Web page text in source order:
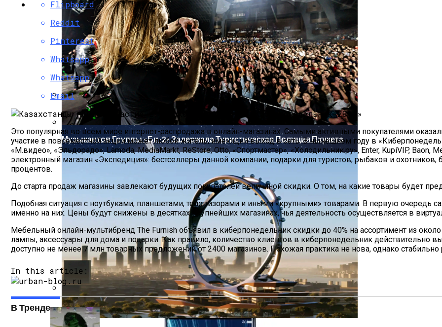
Вьетнам Заказал 18 Новейших Российских Як-130М
Китай Вывел На Орбиту Новейшие Гиперспектральные Спутники На Фоне Опасений США По
Музыкантов Группы «Би-2» Задержала Туристическая Полиция Пхукета
Flipboard
Reddit
Pinterest
Whatsapp
Whatsapp
Email
Это популярная во всем мире интернет-распродажа в онлайн-магазинах. Самыми активными покупателями
участие в повсеместной акции может любой житель, имеющий выход в сеть. В нынешнем году в
«М.видео», «Эльдорадо», Lamoda, MediaMarkt, ReStore, Otto, «Спортмастер», «Холодильник.ру», Enter, KupiVIP, Baon,
электронный магазин «Экспедиция»: бестселлеры данной компании, подарки для туристов, рыбаков и
процентов.
До старта продаж магазины завлекают будущих покупателей величиной скидки. О том, на какие товары будет
Подобная ситуация с ноутбуками, планшетами, телевизорами и иными «крупными» товарами. В первую очередь
именно на них. Цены будут снижены в десятках крупнейших магазинах, чья деятельность осуществляется в
Мебельный онлайн-мультибренд The Furnish объявил в киберпонедельник скидки до 40% на ассортимент из
лампы, аксессуары для дома и подарки. Как правило, количество клиентов в киберпонедельник
доступно не менее 7 млн товарных предложений от 2400 магазинов. Похожая практика не нова, однако стабильно
In this article:
В Тренде